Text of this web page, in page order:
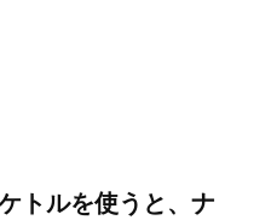
トルを使うと、ナ